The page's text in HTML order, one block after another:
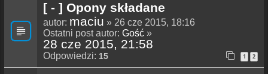
[ - ] Opony składane
autor: maciu » 26 cze 2015, 18:16
Ostatni post autor: Gość »
28 cze 2015, 21:58
Odpowiedzi: 15 1 2